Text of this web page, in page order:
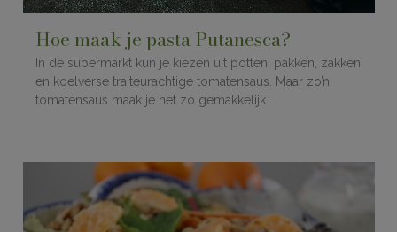
Hoe maak je pasta Putanesca?
In de supermarkt kun je kiezen uit potten, pakken, zakken
en koelverse traiteurachtige tomatensaus. Maar zo’n
tomatensaus maak je net zo gemakkelijk…